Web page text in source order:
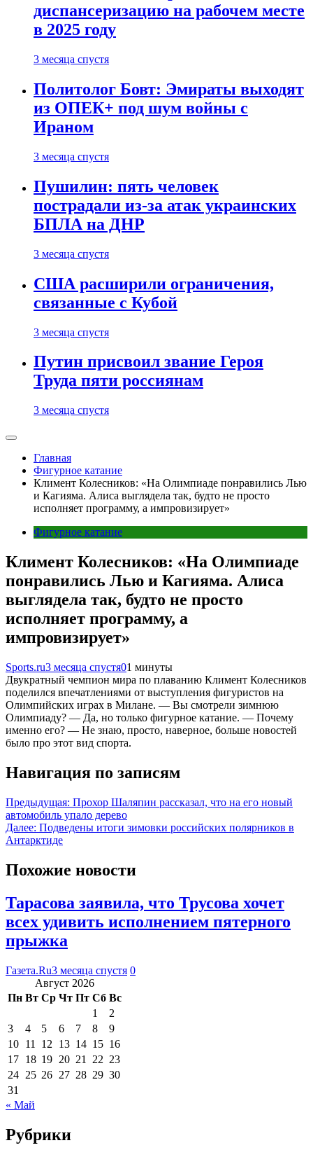
диспансеризацию на рабочем месте
в 2025 году
3 месяца спустя
Политолог Бовт: Эмираты выходят
из ОПЕК+ под шум войны с
Ираном
3 месяца спустя
Пушилин: пять человек
пострадали из-за атак украинских
БПЛА на ДНР
3 месяца спустя
США расширили ограничения,
связанные с Кубой
3 месяца спустя
Путин присвоил звание Героя
Труда пяти россиянам
3 месяца спустя
Главная
Фигурное катание
Климент Колесников: «На Олимпиаде понравились Лью
и Кагияма. Алиса выглядела так, будто не просто
исполняет программу, а импровизирует»
Фигурное катание
Климент Колесников: «На Олимпиаде
понравились Лью и Кагияма. Алиса
выглядела так, будто не просто
исполняет программу, а
импровизирует»
Sports.ru3 месяца спустя01 минуты
Двукратный чемпион мира по плаванию Климент Колесников
поделился впечатлениями от выступления фигуристов на
Олимпийских играх в Милане. — Вы смотрели зимнюю
Олимпиаду? — Да, но только фигурное катание. — Почему
именно его? — Не знаю, просто, наверное, больше новостей
было про этот вид спорта.
Навигация по записям
Предыдущая: Прохор Шаляпин рассказал, что на его новый
автомобиль упало дерево
Далее: Подведены итоги зимовки российских полярников в
Антарктиде
Похожие новости
Тарасова заявила, что Трусова хочет
всех удивить исполнением пятерного
прыжка
Газета.Ru3 месяца спустя 0
Август 2026
Пн Вт Ср Чт Пт Сб Вс
1
2
3
4 5 6 7 8
9
10 11 12 13 14 15 16
17 18 19 20 21 22 23
24 25 26 27 28 29 30
31
« Май
Рубрики